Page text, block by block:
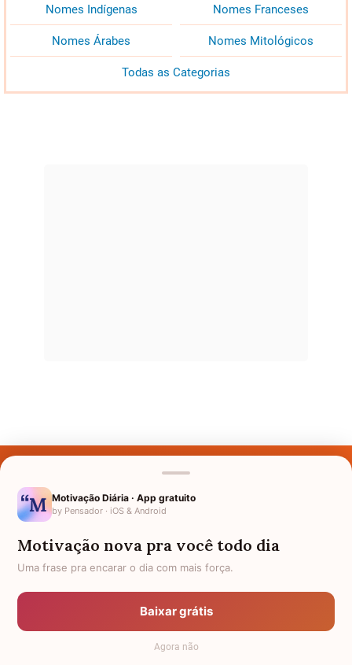
Nomes Indígenas Nomes Franceses
Nomes Árabes Nomes Mitológicos
Todas as Categorias
Nomes pelo Mundo
Política de Privacidade
Anuncie
Termos de Uso
Motivação Diária · App gratuito
by Pensador · iOS & Android
Motivação nova pra você todo dia
Uma frase pra encarar o dia com mais força.
Baixar grátis
Agora não